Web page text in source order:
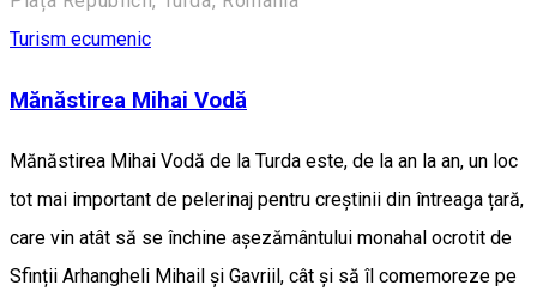
Turism ecumenic
Mănăstirea Mihai Vodă
Mănăstirea Mihai Vodă de la Turda este, de la an la an, un loc
tot mai important de pelerinaj pentru creștinii din întreaga țară,
care vin atât să se închine așezământului monahal ocrotit de
Sfinții Arhangheli Mihail și Gavriil, cât și să îl comemoreze pe